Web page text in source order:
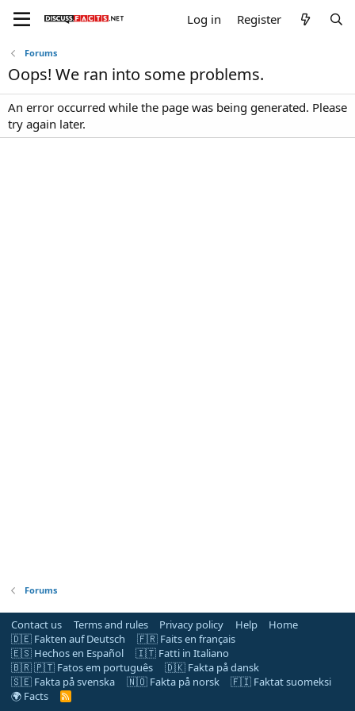
Log in Register
Forums
Oops! We ran into some problems.
An error occurred while the page was being generated. Please
try again later.
Forums
Contact us Terms and rules Privacy policy Help
Home
🇩🇪 Fakten auf Deutsch
🇫🇷 Faits en français
🇪🇸 Hechos en Español
🇮🇹 Fatti in Italiano
🇧🇷 🇵🇹 Fatos em português
🇩🇰 Fakta på dansk
🇸🇪 Fakta på svenska
🇳🇴 Fakta på norsk
🇫🇮 Faktat suomeksi
🌍 Facts
R